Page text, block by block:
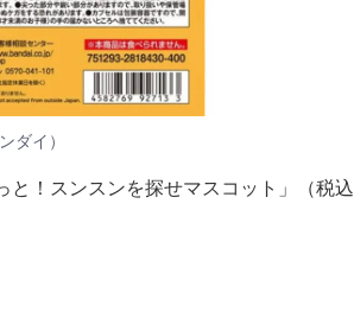
ダイ）
！スンスンを探せマスコット」（税込